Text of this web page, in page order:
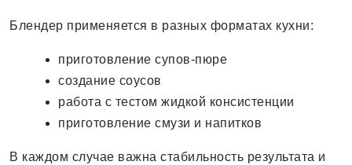
Блендер применяется в разных форматах кухни:
приготовление супов-пюре
создание соусов
работа с тестом жидкой консистенции
приготовление смузи и напитков
В каждом случае важна стабильность результата и